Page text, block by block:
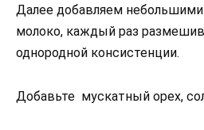
Далее добавляем
молоко, каждый раз
однородной консистенции.
Добавьте мускатный орех,